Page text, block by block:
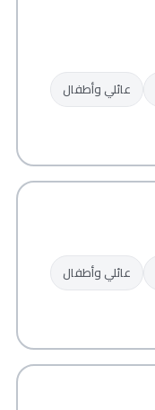
عائلي وأطفال
عائلي وأطفال